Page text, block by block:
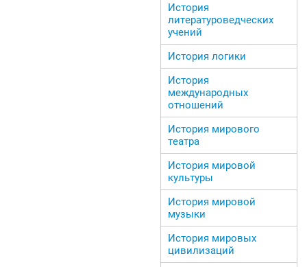
История
литературоведческих
учений
История логики
История
международных
отношений
История мирового
театра
История мировой
культуры
История мировой
музыки
История мировых
цивилизаций